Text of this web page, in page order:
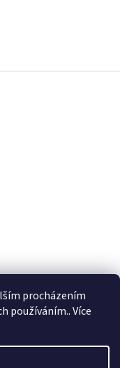
procházením
používáním.. Více